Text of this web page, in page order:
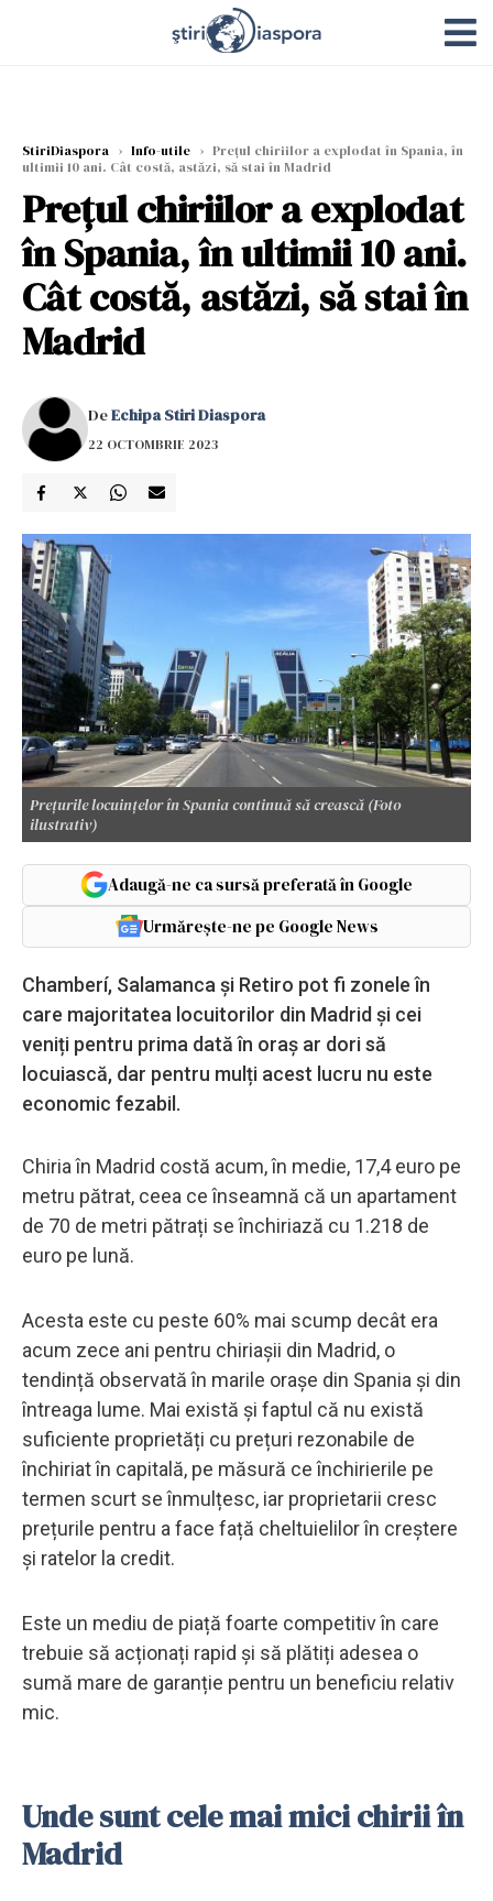
StiriDiaspora › Info-utile › Prețul chiriilor a explodat în Spania, în
ultimii 10 ani. Cât costă, astăzi, să stai în Madrid
Prețul chiriilor a explodat
în Spania, în ultimii 10 ani.
Cât costă, astăzi, să stai în
Madrid
DeEchipa Stiri Diaspora
22 OCTOMBRIE 2023
Prețurile locuințelor în Spania continuă să crească (Foto
ilustrativ)
Adaugă-ne ca sursă preferată în Google
Urmărește-ne pe Google News
Chamberí, Salamanca și Retiro pot fi zonele în
care majoritatea locuitorilor din Madrid și cei
veniți pentru prima dată în oraș ar dori să
locuiască, dar pentru mulți acest lucru nu este
economic fezabil.
Chiria în Madrid costă acum, în medie, 17,4 euro pe
metru pătrat, ceea ce înseamnă că un apartament
de 70 de metri pătrați se închiriază cu 1.218 de
euro pe lună.
Acesta este cu peste 60% mai scump decât era
acum zece ani pentru chiriașii din Madrid, o
tendință observată în marile orașe din Spania și din
întreaga lume. Mai există și faptul că nu există
suficiente proprietăți cu prețuri rezonabile de
închiriat în capitală, pe măsură ce închirierile pe
termen scurt se înmulțesc, iar proprietarii cresc
prețurile pentru a face față cheltuielilor în creștere
și ratelor la credit.
Este un mediu de piață foarte competitiv în care
trebuie să acționați rapid și să plătiți adesea o
sumă mare de garanție pentru un beneficiu relativ
mic.
Unde sunt cele mai mici chirii în
Madrid